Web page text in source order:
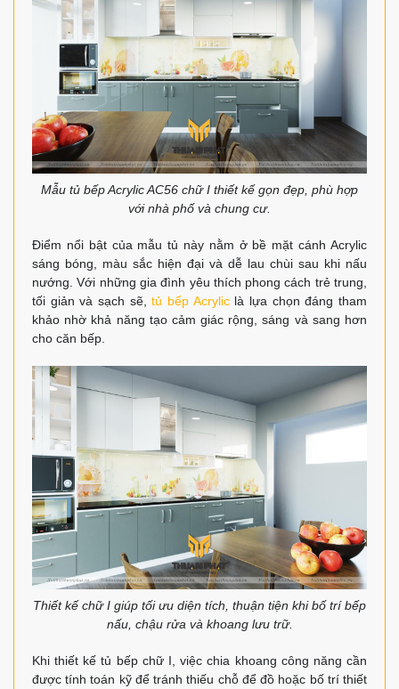
Mẫu tủ bếp Acrylic AC56 chữ I thiết kế gọn đẹp, phù hợp
với nhà phố và chung cư.
Điểm nổi bật của mẫu tủ này nằm ở bề mặt cánh Acrylic
sáng bóng, màu sắc hiện đại và dễ lau chùi sau khi nấu
nướng. Với những gia đình yêu thích phong cách trẻ trung,
tối giản và sạch sẽ,tủ bếp Acryliclà lựa chọn đáng tham
khảo nhờ khả năng tạo cảm giác rộng, sáng và sang hơn
cho căn bếp.
Thiết kế chữ I giúp tối ưu diện tích, thuận tiện khi bố trí bếp
nấu, chậu rửa và khoang lưu trữ.
Khi thiết kế tủ bếp chữ I, việc chia khoang công năng cần
được tính toán kỹ để tránh thiếu chỗ để đồ hoặc bố trí thiết